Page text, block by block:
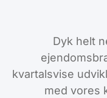
Dyk helt
kvartalsvise
med vores